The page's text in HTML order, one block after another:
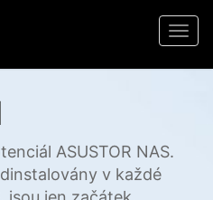
ASUSTOR NAS.
v každé